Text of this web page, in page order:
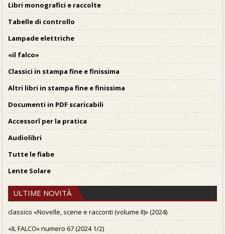
Libri monografici e raccolte
Tabelle di controllo
Lampade elettriche
«il falco»
Classici in stampa fine e finissima
Altri libri in stampa fine e finissima
Documenti in PDF scaricabili
Accessorî per la pratica
Audiolibri
Tutte le fiabe
Lente Solare
ULTIME NOVITÀ
classico «Novelle, scene e racconti (volume II)» (2024)
«IL FALCO» numero 67 (2024 1/2)